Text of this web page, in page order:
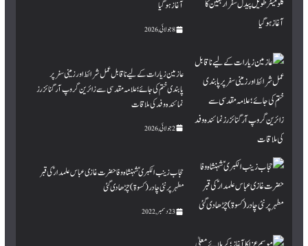
آغاز ہو گیا
8 جولائی, 2026
عازمین زیارات کے لیے ناقابل عمل شرائط اور زمینی سفر پر
پابندی ختم کی جائے؛ علامہ مقدسی سے زائرین گروپ آرگنائزرز
نمائندہ وفد کی ملاقات
2 جولائی, 2026
حجاب زینب الکبری ؑ شہنشاہ وفا حضرت غازی عباس علمدار ؑ کی قبر
مطہرپر نئی چادر (کسوۃ ) چڑھا دی گئی
23 دسمبر, 2022